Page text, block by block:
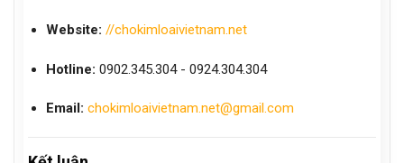
Website: //chokimloaivietnam.net
Hotline: 0902.345.304 - 0924.304.304
Email: chokimloaivietnam.net@gmail.com